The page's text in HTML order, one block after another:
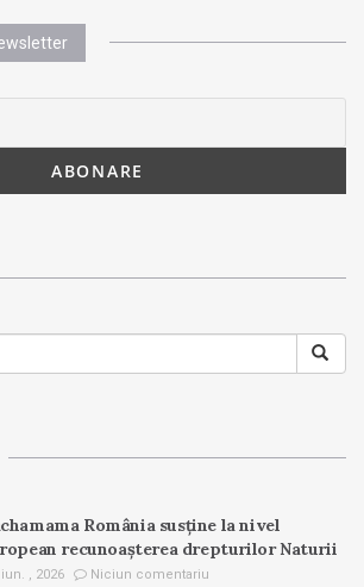
România susține la nivel
recunoașterea drepturilor Naturii
iun. , 2026 Niciun comentariu